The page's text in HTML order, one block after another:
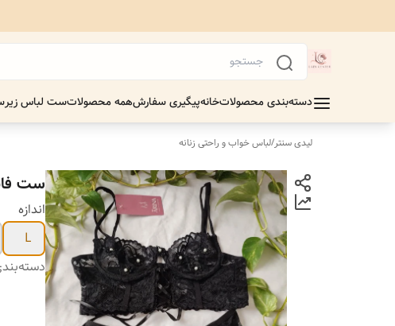
دسته‌بندی محصولاتخانهپیگیری سفارشهمه محصولاتست لباس زیر
لیدی سنتر/لباس خواب و راحتی زنانه
ست
اندازه
L